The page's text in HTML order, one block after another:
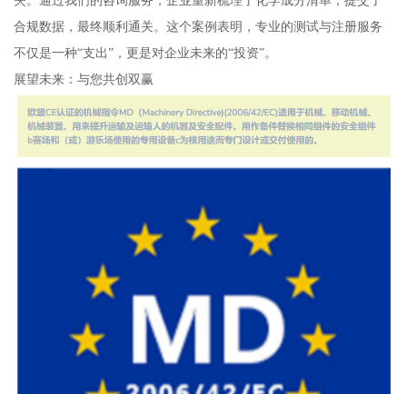
合规数据，最终顺利通关。这个案例表明，专业的测试与注册服务
不仅是一种“支出”，更是对企业未来的“投资”。
展望未来：与您共创双赢